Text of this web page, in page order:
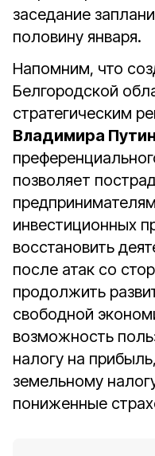
заседание
половину января.
Напомним, что
Белгородской
стратегическим
Владимира
позволяет
инвестиционных
восстановить
после атак со
продолжить
свободной
возможность
налогу на
земельному
пониженные